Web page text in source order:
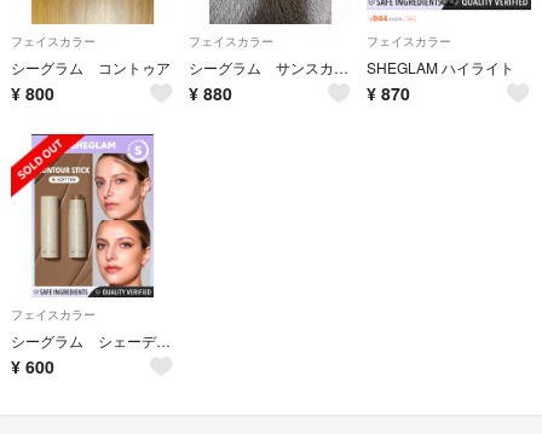
フェイスカラー
シーグラム コントゥア
¥ 800
フェイスカラー
シーグラム サンスカルプリキッドシェーディング ソフトタン
¥ 880
フェイスカラー
SHEGLAM ハイライト
¥ 870
フェイスカラー
シーグラム シェーディングスティック
¥ 600